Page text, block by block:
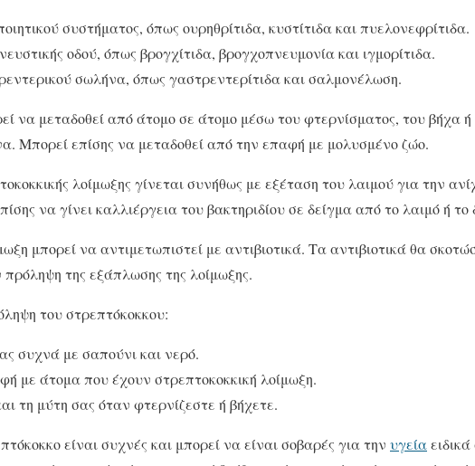
συστήματος, όπως ουρηθρίτιδα, κυστίτιδα και πυελονεφρίτιδα.
οδού, όπως βρογχίτιδα, βρογχοπνευμονία και ιγμορίτιδα.
σωλήνα, όπως γαστρεντερίτιδα και σαλμονέλωση.
να μεταδοθεί από άτομο σε άτομο μέσω του φτερνίσματος, του βήχα
Μπορεί επίσης να μεταδοθεί από την επαφή με μολυσμένο ζώο.
λοίμωξης γίνεται συνήθως με εξέταση του λαιμού για την
να γίνει καλλιέργεια του βακτηριδίου σε δείγμα από το λαιμό ή το
μπορεί να αντιμετωπιστεί με αντιβιοτικά. Τα αντιβιοτικά θα
της εξάπλωσης της λοίμωξης.
του στρεπτόκοκκου:
συχνά με σαπούνι και νερό.
με άτομα που έχουν στρεπτοκοκκική λοίμωξη.
τη μύτη σας όταν φτερνίζεστε ή βήχετε.
είναι συχνές και μπορεί να είναι σοβαρές για την υγεία